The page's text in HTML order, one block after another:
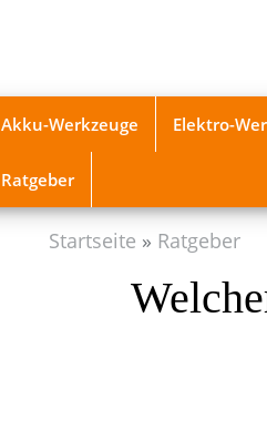
Akku-Werkzeuge Elektro-
Ratgeber
Startseite Ratgeber